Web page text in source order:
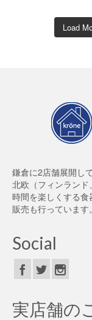
Load
鎌倉に2店舗展開し
北欧（フィンラン
時間を楽しくする
販売も行っています。
Social
実店舗の